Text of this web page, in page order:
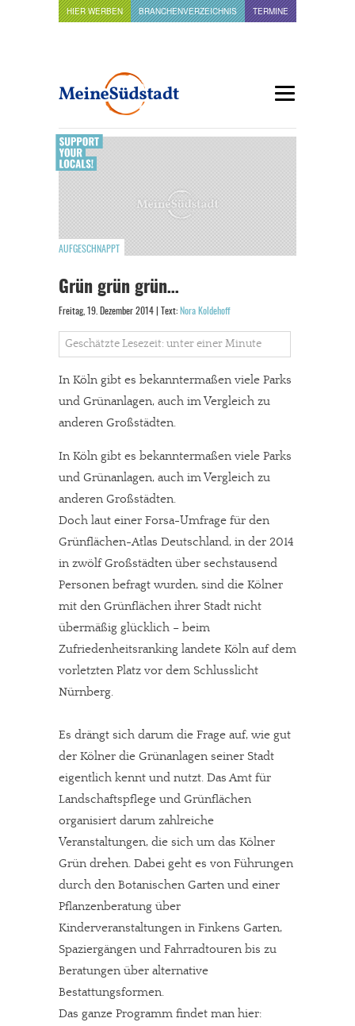
HIER WERBEN BRANCHENVERZEICHNIS TERMINE
AUFGESCHNAPPT
Grün grün grün…
Freitag, 19. Dezember 2014 | Text: Nora Koldehoff
Geschätzte Lesezeit: unter einer Minute
In Köln gibt es bekanntermaßen viele Parks
und Grünanlagen, auch im Vergleich zu
anderen Großstädten.
In Köln gibt es bekanntermaßen viele Parks
und Grünanlagen, auch im Vergleich zu
anderen Großstädten.
Doch laut einer Forsa-Umfrage für den
Grünflächen-Atlas Deutschland, in der 2014
in zwölf Großstädten über sechstausend
Personen befragt wurden, sind die Kölner
mit den Grünflächen ihrer Stadt nicht
übermäßig glücklich – beim
Zufriedenheitsranking landete Köln auf dem
vorletzten Platz vor dem Schlusslicht
Nürnberg.
Es drängt sich darum die Frage auf, wie gut
der Kölner die Grünanlagen seiner Stadt
eigentlich kennt und nutzt. Das Amt für
Landschaftspflege und Grünflächen
organisiert darum zahlreiche
Veranstaltungen, die sich um das Kölner
Grün drehen. Dabei geht es von Führungen
durch den Botanischen Garten und einer
Pflanzenberatung über
Kinderveranstaltungen in Finkens Garten,
Spaziergängen und Fahrradtouren bis zu
Beratungen über alternative
Bestattungsformen.
Das ganze Programm findet man hier: